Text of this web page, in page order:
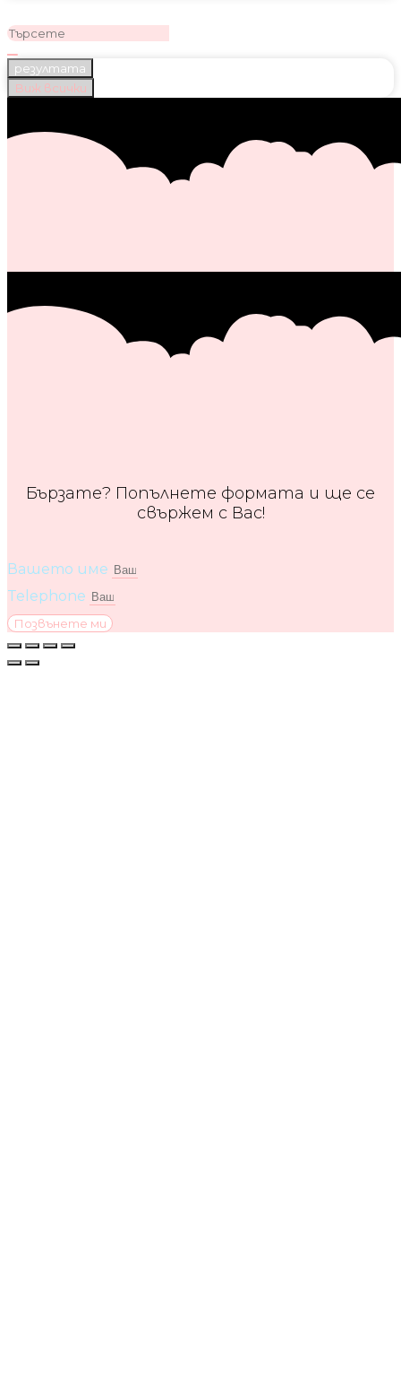
резултата
Виж всички
Бързате? Попълнете формата и ще се
свържем с Вас!
Вашето име
Telephone
Позвънете ми